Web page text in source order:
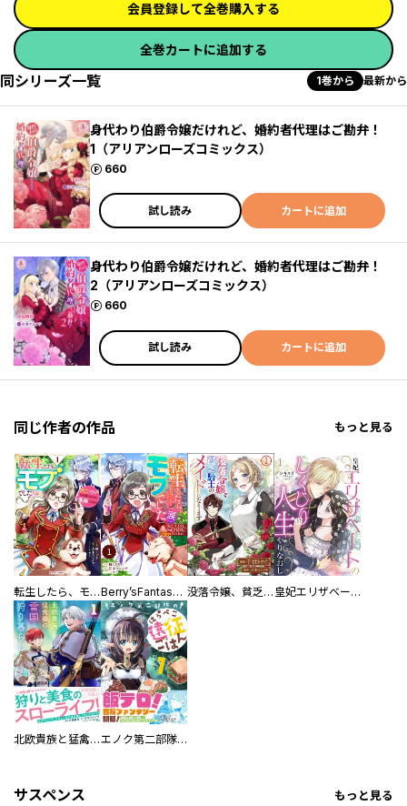
会員登録して全巻購入する
全巻カートに追加する
同シリーズ一覧 1巻から 最新から
身代わり伯爵令嬢だけれど、婚約者代理はご勘弁！
1（アリアンローズコミックス）
660
ポイント
試し読み カートに追加
身代わり伯爵令嬢だけれど、婚約者代理はご勘弁！
2（アリアンローズコミックス）
660
ポイント
試し読み カートに追加
同じ作者の作品 もっと見る
転生したら、モブでした（涙）～死亡フラグを回避するため、薬師になります～ Berry’sFantasy転生したら、モブでした（涙）～死亡フラグを回避するため、薬師になります～ 没落令嬢、貧乏騎士のメイドになります コミック版（分冊版） 皇妃エリザベートのしくじり人生やりなおし
北欧貴族と猛禽妻の雪国狩り暮らし エノク第二部隊のはらぺこ遠征ごはん
サスペンス もっと見る